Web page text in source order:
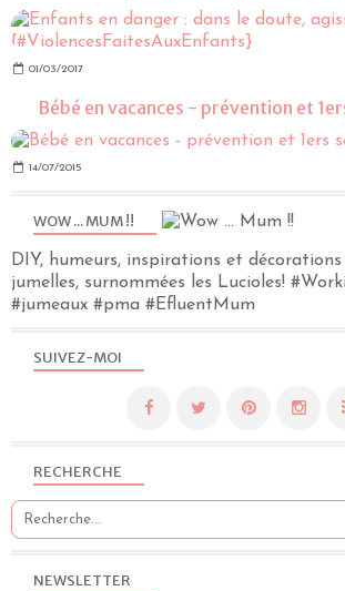
NEWSLETTER
SUIVEZ-MOI
RECHERCHE
WOW ... MUM !!
DIY, humeurs, inspirations et
jumelles, surnommées les Lucioles!
#jumeaux #pma #EfluentMum
01/03/2017
Bébé en vacances - prévention et
14/07/2015